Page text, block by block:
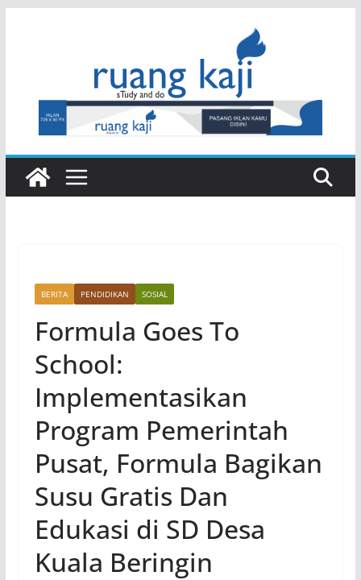
BERITA PENDIDIKAN SOSIAL
Formula Goes To
School:
Implementasikan
Program Pemerintah
Pusat, Formula Bagikan
Susu Gratis Dan
Edukasi di SD Desa
Kuala Beringin